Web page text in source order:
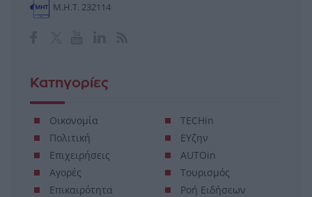
Μ.Η.Τ. 232114
Κατηγορίες
Οικονομία
Πολιτική
Επιχειρήσεις
Αγορές
Επικαιρότητα
TECHin
ΕΥζην
AUTOin
Τουρισμός
Ροή Ειδήσεων